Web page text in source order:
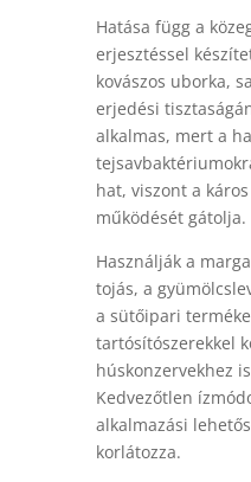
Hatása függ a
erjesztéssel
kovászos uborka,
erjedési
alkalmas, mert a
hat, viszont a
működését gátolja.
Használják a
tojás, a
a sütőipari
tartósítószerekkel
húskonzervekhez
Kedvezőtlen
alkalmazási
korlátozza.